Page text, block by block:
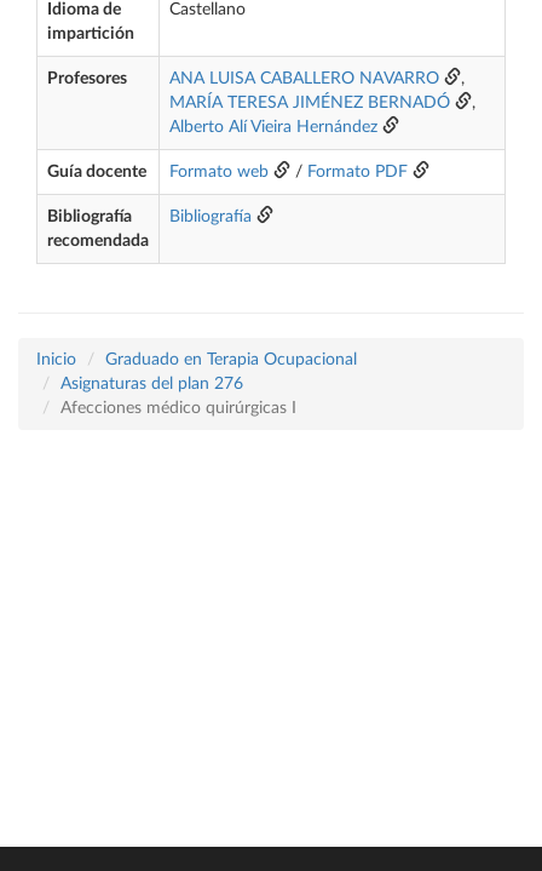
Idioma de
impartición
Castellano
Profesores ANA LUISA CABALLERO NAVARRO
,
MARÍA TERESA JIMÉNEZ BERNADÓ
,
Alberto Alí Vieira Hernández
Guía docente Formato web / Formato PDF
Bibliografía
recomendada
Bibliografía
Inicio
Graduado en Terapia Ocupacional
Asignaturas del plan 276
Afecciones médico quirúrgicas I